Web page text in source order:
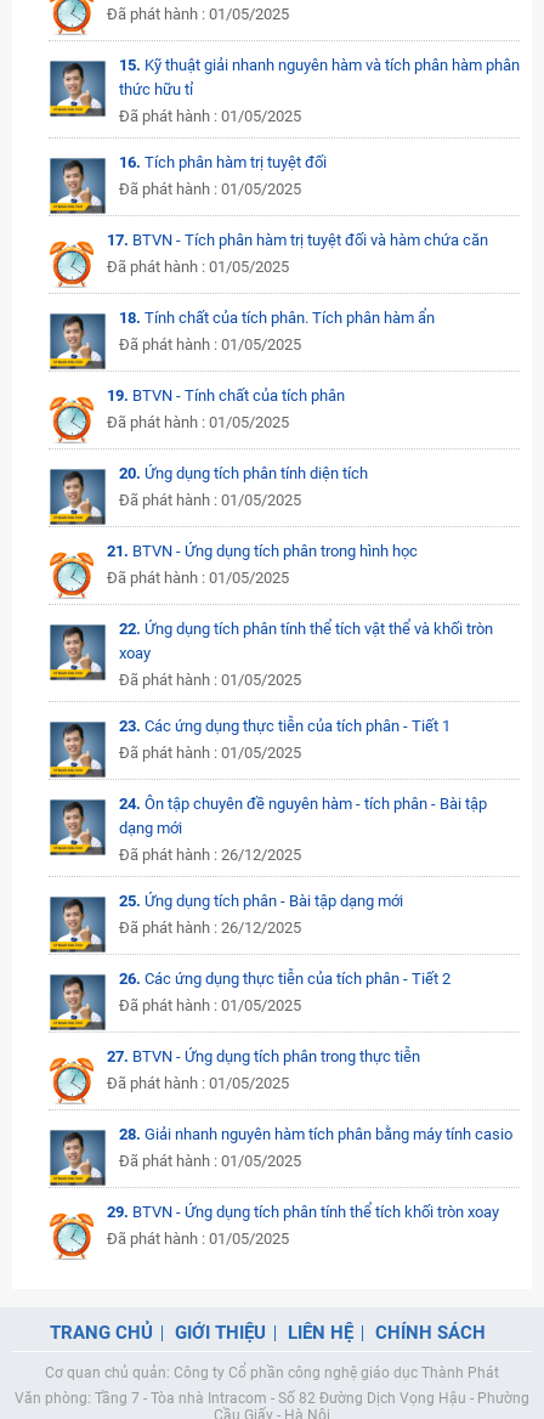
Đã phát hành : 01/05/2025
15. Kỹ thuật giải nhanh nguyên hàm và tích phân hàm phân
thức hữu tỉ
Đã phát hành : 01/05/2025
16. Tích phân hàm trị tuyệt đối
Đã phát hành : 01/05/2025
17. BTVN - Tích phân hàm trị tuyệt đối và hàm chứa căn
Đã phát hành : 01/05/2025
18. Tính chất của tích phân. Tích phân hàm ẩn
Đã phát hành : 01/05/2025
19. BTVN - Tính chất của tích phân
Đã phát hành : 01/05/2025
20. Ứng dụng tích phân tính diện tích
Đã phát hành : 01/05/2025
21. BTVN - Ứng dụng tích phân trong hình học
Đã phát hành : 01/05/2025
22. Ứng dụng tích phân tính thể tích vật thể và khối tròn
xoay
Đã phát hành : 01/05/2025
23. Các ứng dụng thực tiễn của tích phân - Tiết 1
Đã phát hành : 01/05/2025
24. Ôn tập chuyên đề nguyên hàm - tích phân - Bài tập
dạng mới
Đã phát hành : 26/12/2025
25. Ứng dụng tích phân - Bài tập dạng mới
Đã phát hành : 26/12/2025
26. Các ứng dụng thực tiễn của tích phân - Tiết 2
Đã phát hành : 01/05/2025
27. BTVN - Ứng dụng tích phân trong thực tiễn
Đã phát hành : 01/05/2025
28. Giải nhanh nguyên hàm tích phân bằng máy tính casio
Đã phát hành : 01/05/2025
29. BTVN - Ứng dụng tích phân tính thể tích khối tròn xoay
Đã phát hành : 01/05/2025
TRANG CHỦ GIỚI THIỆU LIÊN HỆ CHÍNH SÁCH
Cơ quan chủ quản: Công ty Cổ phần công nghệ giáo dục Thành Phát
Văn phòng: Tầng 7 - Tòa nhà Intracom - Số 82 Đường Dịch Vọng Hậu - Phường
Cầu Giấy - Hà Nội